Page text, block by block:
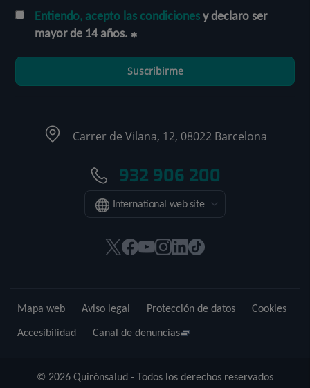
Entiendo, acepto las condicionesy declaro ser
mayor de 14 años.
Suscribirme
Carrer de Vilana, 12, 08022 Barcelona
932 906 200
International web site
Este
en
una
Este
en
una
Este
en
una
Este
en
una
Este
en
una
Enlace
externa.
© 2026 Quirónsalud - Todos los derechos reservados
Mapa web Aviso legal Protección de datos
Cookies
Accesibilidad
Canal de denuncias